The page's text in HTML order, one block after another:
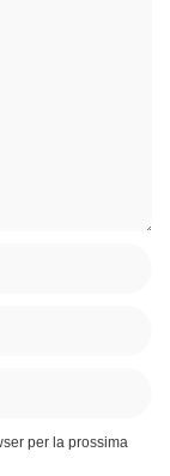
per la prossima